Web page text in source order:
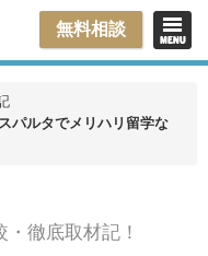
無料相談
パルタでメリハリ留学な
徹底取材記！